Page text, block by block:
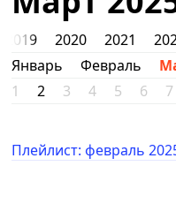
2019 2020 2021
Январь
Февраль
1
2 3 4 5 6 7
Плейлист: февраль